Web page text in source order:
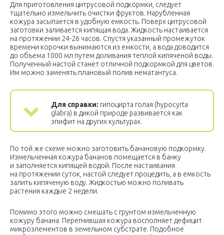
Для приготовления цитрусовой подкормки, следует
тщательно измельчить очистки фруктов. Нарубленная
кожура засыпается в удобную емкость. Поверх цитрусовой
заготовки заливается кипящая вода. Жидкость настаивается
на протяжении 24-26 часов. Спустя указанный промежуток
времени корочки вынимаются из емкости, а вода доводится
до объема 1000 мл путем доливания теплой кипяченой воды.
Полученный настой станет отличной подкормкой для цветов.
Им можно заменять плановый полив нематантуса.
Для справки: гипоцирта голая (hypocyrta
glabra) в дикой природе развивается как
эпифит на других культурах.
По той же схеме можно заготовить банановую подкормку.
Измельченная кожура бананов помещается в банку
и заполняется кипящей водой. После настаивания
на протяжении суток, настой следует процедить, а в емкость
залить кипяченую воду. Жидкостью можно поливать
растения каждые 2 недели.
Помимо этого можно смешать с грунтом измельченную
кожуру банана. Перегнившая кожура восполняет дефицит
микроэлементов в земельном субстрате. Подобное